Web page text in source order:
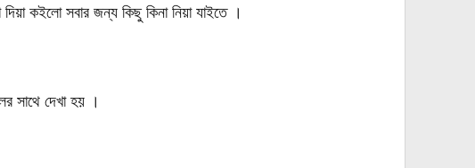
কইলো সবার জন্য কিছু কিনা নিয়া যাইতে ।
সাথে দেখা হয় ।